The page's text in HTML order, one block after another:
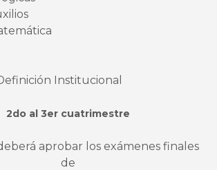
Institucional
2do al 3er cuatrimestre
aprobar los exámenes finales
de